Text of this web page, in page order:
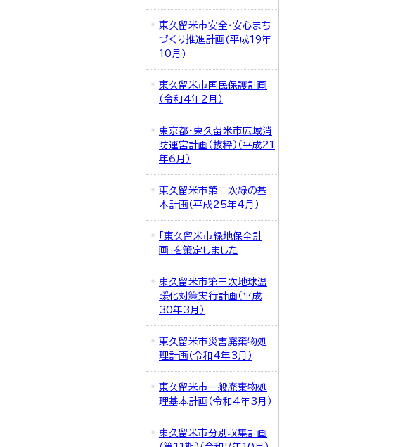
東久留米市安全・安心まち
づくり推進計画(平成19年
10月)
東久留米市国民保護計画
（令和4年2月）
東京都・東久留米市広域消
防運営計画（抜粋）（平成21
年6月）
東久留米市第二次緑の基
本計画（平成25年4月）
「東久留米市緑地保全計
画」を策定しました
東久留米市第三次地球温
暖化対策実行計画（平成
30年3月）
東久留米市災害廃棄物処
理計画（令和4年3月）
東久留米市一般廃棄物処
理基本計画（令和4年3月）
東久留米市分別収集計画